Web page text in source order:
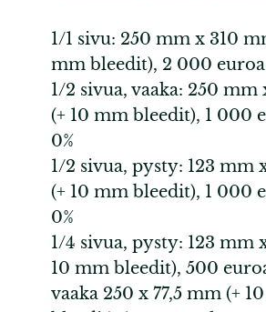
1/1 sivu: 250 mm x 310
mm bleedit), 2 000 euroa
1/2 sivua, vaaka: 250 mm
(+ 10 mm bleedit), 1 000
0%
1/2 sivua, pysty: 123 mm
(+ 10 mm bleedit), 1 000
0%
1/4 sivua, pysty: 123 mm
10 mm bleedit), 500
vaaka 250 x 77,5 mm (+